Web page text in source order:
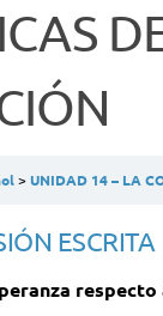
UNIDAD 14 – LA
ESCRITA